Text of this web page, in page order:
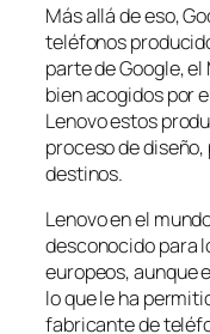
Más allá de eso,
teléfonos
parte de Google,
bien acogidos por
Lenovo estos
proceso de
destinos.
Lenovo en el
desconocido para
europeos, aunque
lo que le ha
fabricante de